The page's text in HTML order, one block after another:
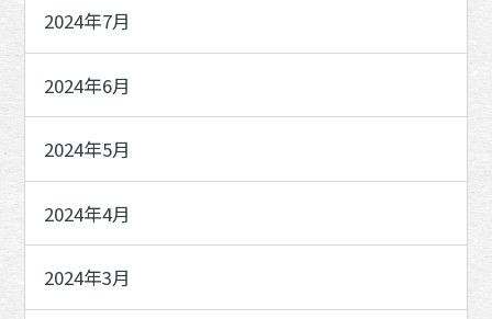
2024年7月
2024年6月
2024年5月
2024年4月
2024年3月